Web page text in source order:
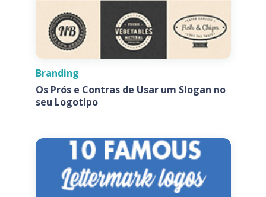
Branding
Os Prós e Contras de Usar um Slogan no
seu Logotipo